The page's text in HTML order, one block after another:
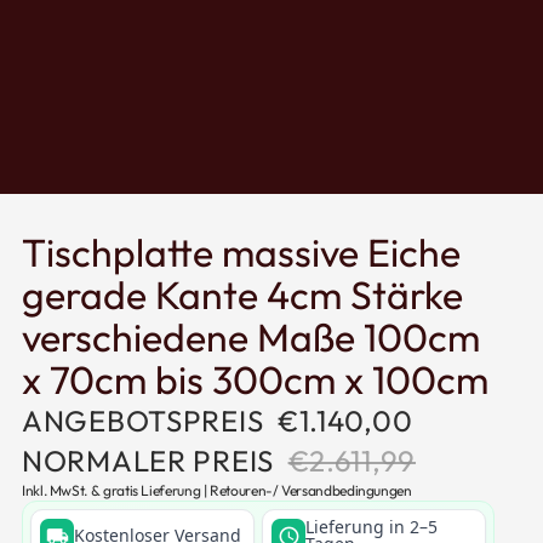
Tischplatte massive Eiche
gerade Kante 4cm Stärke
verschiedene Maße 100cm
x 70cm bis 300cm x 100cm
ANGEBOTSPREIS €1.140,00
NORMALER PREIS €2.611,99
Inkl. MwSt. & gratis Lieferung | Retouren-/Versandbedingungen
local_shipping Kostenloser Versand schedule Lieferung in 2–5